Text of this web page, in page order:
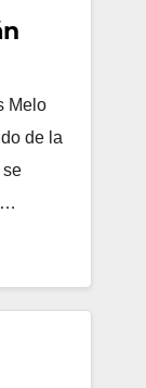
Melo
de la
se